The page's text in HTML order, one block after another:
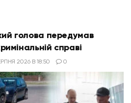
голова передумав
справі
2026 В 18:50 0